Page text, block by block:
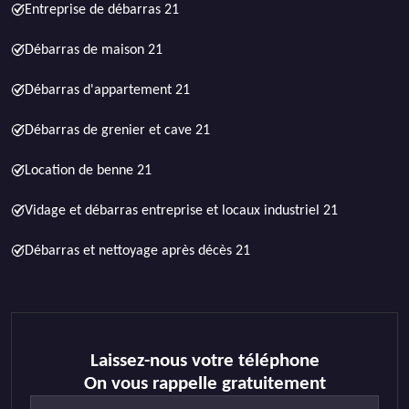
Entreprise de débarras 21
Débarras de maison 21
Débarras d'appartement 21
Débarras de grenier et cave 21
Location de benne 21
Vidage et débarras entreprise et locaux industriel 21
Débarras et nettoyage après décès 21
Laissez-nous votre téléphone
On vous rappelle gratuitement